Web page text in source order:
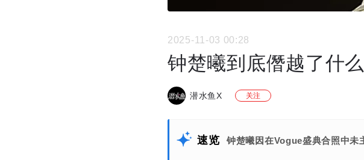
2025-11-03 00:28
钟楚曦到底僭越了什么
潜水鱼X 关注
速览 钟楚曦因在Vogue盛典合照中未